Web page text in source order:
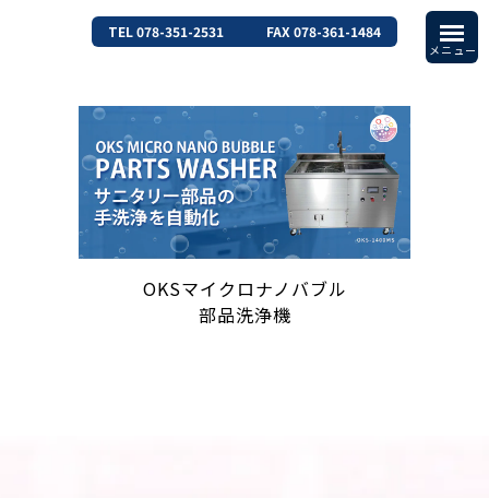
TEL 078-351-2531 FAX 078-361-1484
OKSマイクロナノバブル
部品洗浄機